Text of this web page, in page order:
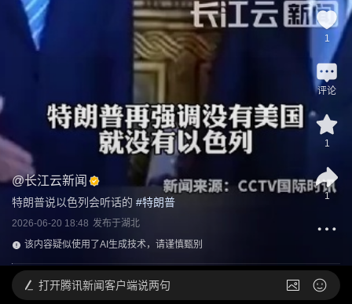
@长江云新闻
特朗普说以色列会听话的 #特朗普
2026-06-20 18:48 发布于湖北
该内容疑似使用了AI生成技术，请谨慎甄别
1
评论
1
1
打开腾讯新闻客户端说两句